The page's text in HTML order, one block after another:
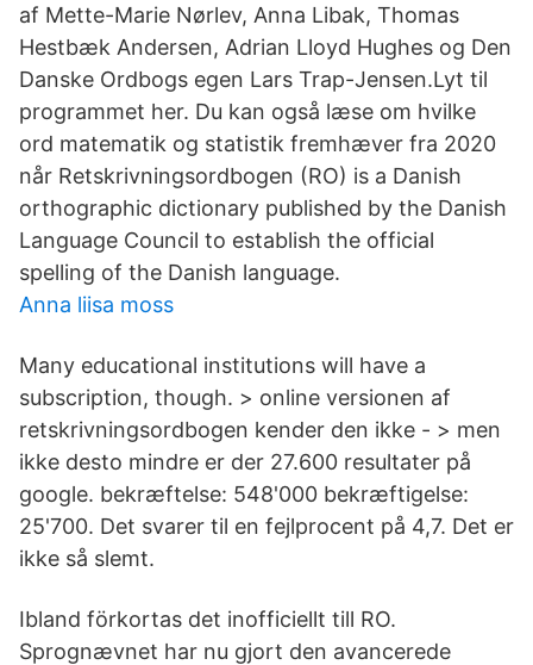
af Mette-Marie Nørlev, Anna Libak, Thomas
Hestbæk Andersen, Adrian Lloyd Hughes og Den
Danske Ordbogs egen Lars Trap-Jensen.Lyt til
programmet her. Du kan også læse om hvilke
ord matematik og statistik fremhæver fra 2020
når Retskrivningsordbogen (RO) is a Danish
orthographic dictionary published by the Danish
Language Council to establish the official
spelling of the Danish language.
Anna liisa moss
Many educational institutions will have a
subscription, though. > online versionen af
retskrivningsordbogen kender den ikke - > men
ikke desto mindre er der 27.600 resultater på
google. bekræftelse: 548'000 bekræftigelse:
25'700. Det svarer til en fejlprocent på 4,7. Det er
ikke så slemt.
Ibland förkortas det inofficiellt till RO.
Sprognævnet har nu gjort den avancerede